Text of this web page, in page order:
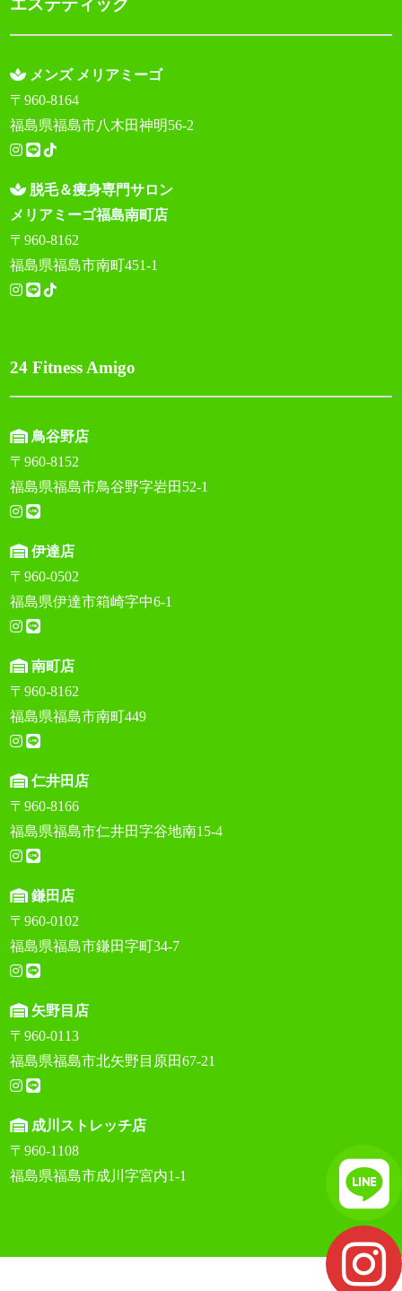
メンズ メリアミーゴ
〒960-8164
福島県福島市八木田神明56-2
脱毛＆痩身専門サロン
メリアミーゴ福島南町店
〒960-8162
福島県福島市南町451-1
24 Fitness Amigo
鳥谷野店
〒960-8152
福島県福島市鳥谷野字岩田52-1
伊達店
〒960-0502
福島県伊達市箱崎字中6-1
南町店
〒960-8162
福島県福島市南町449
仁井田店
〒960-8166
福島県福島市仁井田字谷地南15-4
鎌田店
〒960-0102
福島県福島市鎌田字町34-7
矢野目店
〒960-0113
福島県福島市北矢野目原田67-21
成川ストレッチ店
〒960-1108
福島県福島市成川字宮内1-1